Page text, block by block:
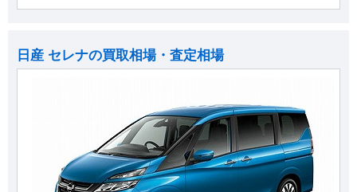
日産 セレナの買取相場・査定相場